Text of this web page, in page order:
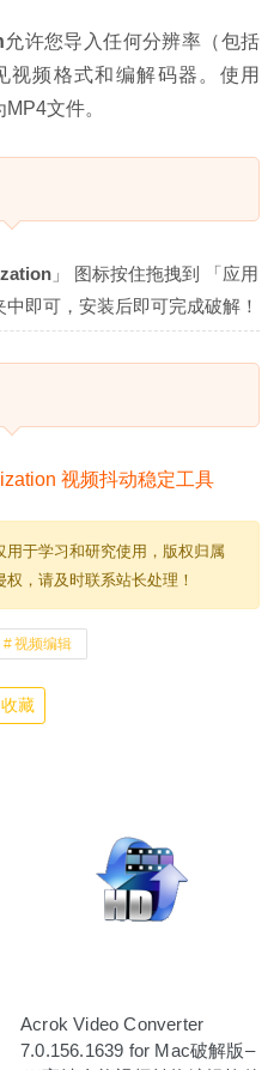
允许您导入任何分辨率（包括
视频格式和编解码器。使用
文件。
」 图标按住拖拽到 「应用
即可，安装后即可完成破解！
于学习和研究使用，版权归属
，请及时联系站长处理！
视频编辑
收藏
Acrok Video Converter
7.0.156.1639 for Mac破解版–